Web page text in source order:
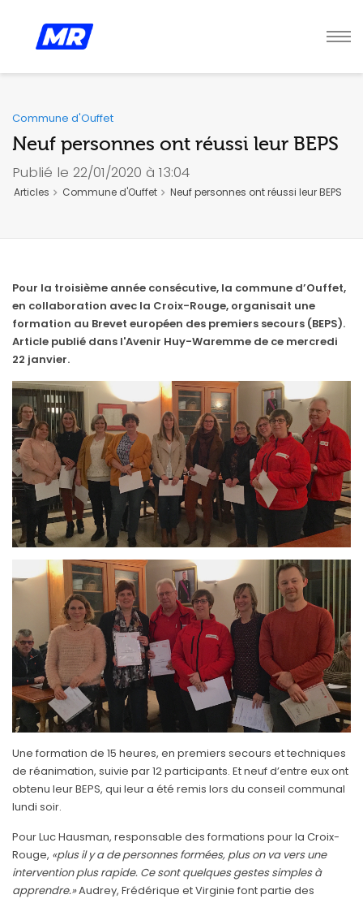
Commune d'Ouffet
Neuf personnes ont réussi leur BEPS
Publié le 22/01/2020 à 13:04
Articles Commune d'Ouffet Neuf personnes ont réussi leur BEPS
Pour la troisième année consécutive, la commune d’Ouffet,
en collaboration avec la Croix-Rouge, organisait une
formation au Brevet européen des premiers secours (BEPS).
Article publié dans l'Avenir Huy-Waremme de ce mercredi
22 janvier.
Une formation de 15 heures, en premiers secours et techniques
de réanimation, suivie par 12 participants. Et neuf d’entre eux ont
obtenu leur BEPS, qui leur a été remis lors du conseil communal
lundi soir.
Pour Luc Hausman, responsable des formations pour la Croix-
Rouge, «plus il y a de personnes formées, plus on va vers une
intervention plus rapide. Ce sont quelques gestes simples à
apprendre.»Audrey, Frédérique et Virginie font partie des